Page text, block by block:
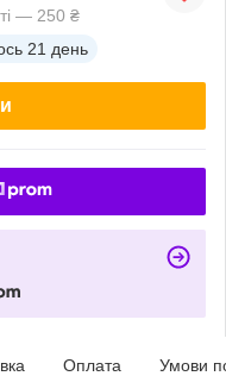
— 250 ₴
21 день
Оплата Умови